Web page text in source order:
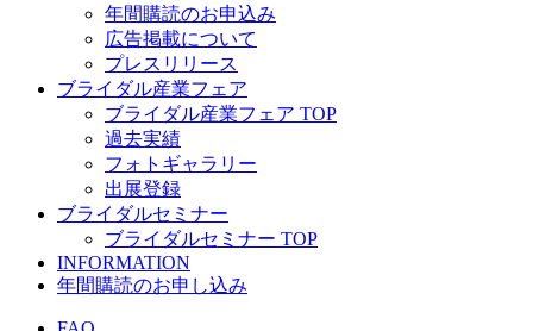
年間購読のお申込み
広告掲載について
プレスリリース
ブライダル産業フェア
ブライダル産業フェア TOP
過去実績
フォトギャラリー
出展登録
ブライダルセミナー
ブライダルセミナー TOP
INFORMATION
年間購読のお申し込み